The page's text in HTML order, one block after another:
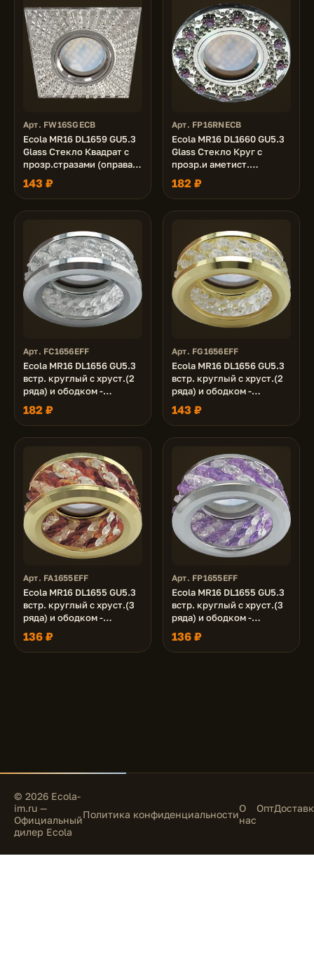
Арт. FW16SGECB
Ecola MR16 DL1659 GU5.3
Glass Стекло Квадрат с
прозр.стразами (оправа
хром)/фон зерк./
центр.часть хром
30x95x95
143 ₽
Арт. FP16RNECB
Ecola MR16 DL1660 GU5.3
Glass Стекло Круг с
прозр.и аметист.
стразами Корона (оправа
хром)/фон зерк./
центр.часть хром 28x93
182 ₽
Арт. FC1656EFF
Ecola MR16 DL1656 GU5.3
встр. круглый с хруст.(2
ряда) и ободком -
Прозрачный / Хром 54x85
(кd74)
182 ₽
Арт. FG1656EFF
Ecola MR16 DL1656 GU5.3
встр. круглый с хруст.(2
ряда) и ободком -
Прозрачный / Золото
54x85 (кd74)
143 ₽
Арт. FA1655EFF
Ecola MR16 DL1655 GU5.3
встр. круглый с хруст.(3
ряда) и ободком -
Прозрачный и Янтарь/
Золото 63x85 (кd74)
136 ₽
Арт. FP1655EFF
Ecola MR16 DL1655 GU5.3
встр. круглый с хруст.(3
ряда) и ободком -
Прозрачный и Аметист/
Хром 63x85 (кd74)
136 ₽
© 2026 Ecola-
im.ru —
Официальный
дилер Ecola
Политика конфиденциальностиО
нас
Опт